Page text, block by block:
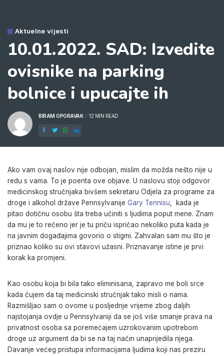
Aktuelne vijesti
10.01.2022. SAD: Izvedite
ovisnike na parking
bolnice i upucajte ih
POSTED
BIRAM OPORAVAK 12 MIN READ
Ako vam ovaj naslov nije odbojan, mislim da možda nešto nije u
redu s vama. To je poenta ove objave. U naslovu stoji odgovor
medicinskog stručnjaka bivšem sekretaru Odjela za programe za
droge i alkohol države Pennsylvanije Gary Tennisu
kada je
pitao dotičnu osobu šta treba učiniti s ljudima poput mene. Znam
da mu je to rečeno jer je tu priču ispričao nekoliko puta kada je
na javnim događajima govorio o stigmi. Zahvalan sam mu što je
priznao koliko su ovi stavovi užasni. Priznavanje istine je prvi
korak ka promjeni.
Kao osobu koja bi bila tako eliminisana, zapravo me boli srce
kada čujem da taj medicinski stručnjak tako misli o nama.
Razmišljao sam o ovome u posljednje vrijeme zbog daljih
najstojanja ovdje u Pennsylvaniji da se još više smanje prava na
privatnost osoba sa poremećajem uzrokovanim upotrebom
droge uz argument da bi se na taj način unaprijedila njega.
Davanje većeg pristupa informacijama ljudima koji nas preziru